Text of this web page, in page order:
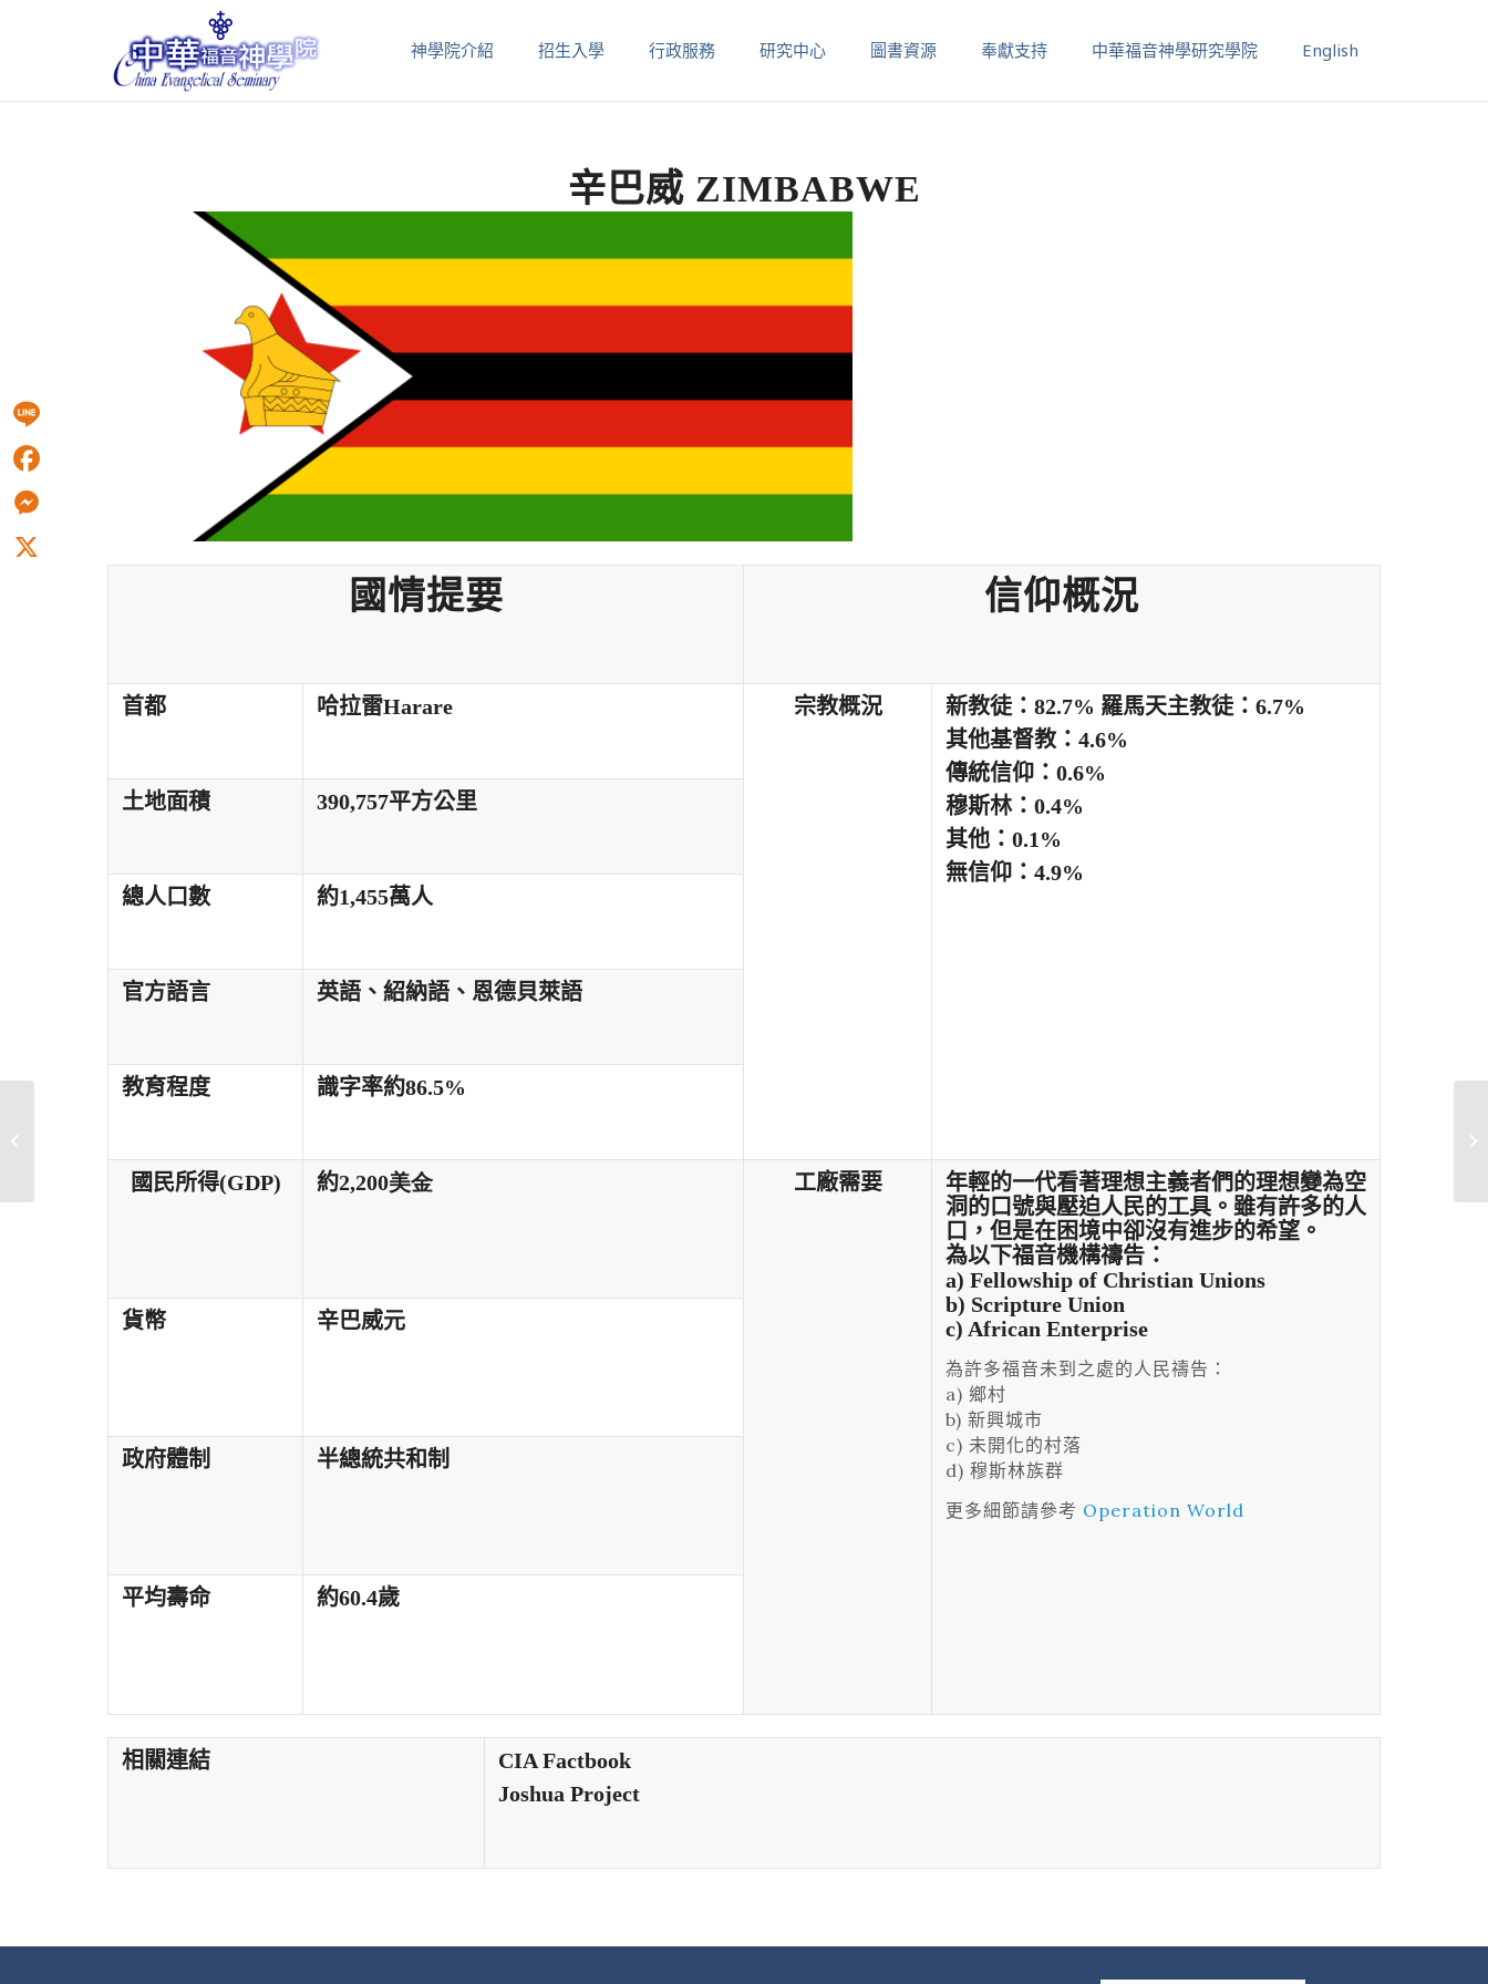
神學院介紹 招生入學 行政服務 研究中心 圖書資源 奉獻支持 中華福音神學研究學院 English
辛巴威 ZIMBABWE
國情提要 信仰概況
首都 哈拉雷Harare 宗教概況
新教徒：82.7% 羅馬天主教徒：6.7%
其他基督教：4.6%
傳統信仰：0.6%
穆斯林：0.4%
其他：0.1%
無信仰：4.9%
土地面積 390,757平方公里
總人口數 約1,455萬人
官方語言 英語、紹納語、恩德貝萊語
教育程度 識字率約86.5%
國民所得(GDP) 約2,200美金 工廠需要
年輕的一代看著理想主義者們的理想變為空
洞的口號與壓迫人民的工具。雖有許多的人
口，但是在困境中卻沒有進步的希望。
為以下福音機構禱告：
a) Fellowship of Christian Unions
b) Scripture Union
c) African Enterprise
為許多福音未到之處的人民禱告：
a) 鄉村
b) 新興城市
c) 未開化的村落
d) 穆斯林族群
更多細節請參考 Operation World
貨幣 辛巴威元
政府體制 半總統共和制
平均壽命 約60.4歲
相關連結
CIA Factbook
Joshua Project
Line
Facebook
Messenger